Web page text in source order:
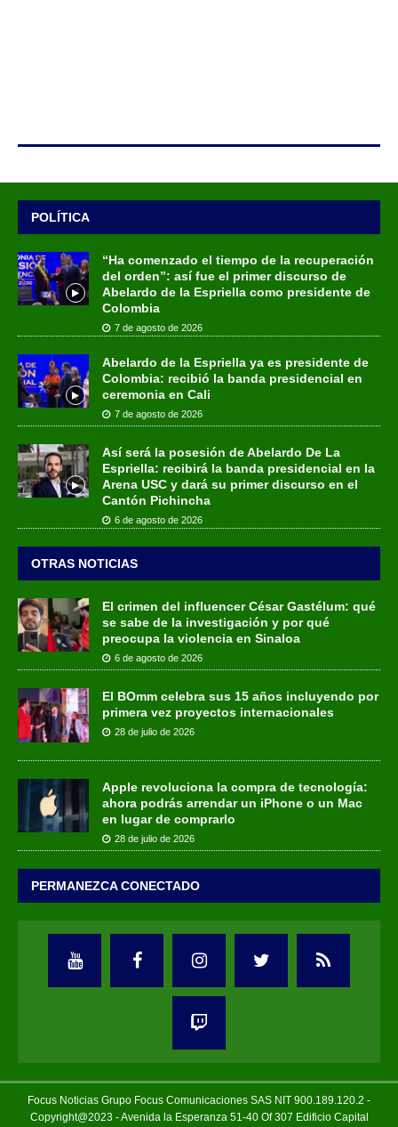
POLÍTICA
“Ha comenzado el tiempo de la recuperación
del orden”: así fue el primer discurso de
Abelardo de la Espriella como presidente de
Colombia
7 de agosto de 2026
Abelardo de la Espriella ya es presidente de
Colombia: recibió la banda presidencial en
ceremonia en Cali
7 de agosto de 2026
Así será la posesión de Abelardo De La
Espriella: recibirá la banda presidencial en la
Arena USC y dará su primer discurso en el
Cantón Pichincha
6 de agosto de 2026
OTRAS NOTICIAS
El crimen del influencer César Gastélum: qué
se sabe de la investigación y por qué
preocupa la violencia en Sinaloa
6 de agosto de 2026
El BOmm celebra sus 15 años incluyendo por
primera vez proyectos internacionales
28 de julio de 2026
Apple revoluciona la compra de tecnología:
ahora podrás arrendar un iPhone o un Mac
en lugar de comprarlo
28 de julio de 2026
PERMANEZCA CONECTADO
Focus Noticias Grupo Focus Comunicaciones SAS NIT 900.189.120.2 -
Copyright@2023 - Avenida la Esperanza 51-40 Of 307 Edificio Capital